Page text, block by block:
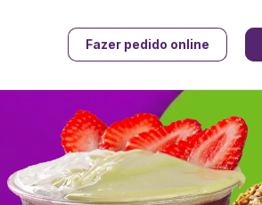
Fazer pedido online